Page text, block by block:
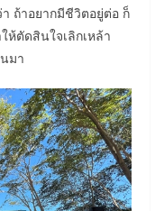
ถ้าอยากมีชีวิตอยู่ต่อ ก็
ห้ตัดสินใจเลิกเหล้า
มา